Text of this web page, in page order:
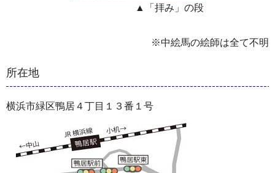
▲「拝み」の段
※中絵馬の絵師は全て不明
所在地
横浜市緑区鴨居４丁目１３番１号